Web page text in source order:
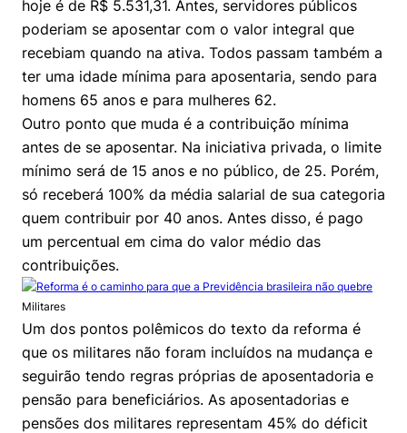
hoje é de R$ 5.531,31. Antes, servidores públicos
poderiam se aposentar com o valor integral que
recebiam quando na ativa. Todos passam também a
ter uma idade mínima para aposentaria, sendo para
homens 65 anos e para mulheres 62.
Outro ponto que muda é a contribuição mínima
antes de se aposentar. Na iniciativa privada, o limite
mínimo será de 15 anos e no público, de 25. Porém,
só receberá 100% da média salarial de sua categoria
quem contribuir por 40 anos. Antes disso, é pago
um percentual em cima do valor médio das
contribuições.
Militares
Um dos pontos polêmicos do texto da reforma é
que os militares não foram incluídos na mudança e
seguirão tendo regras próprias de aposentadoria e
pensão para beneficiários. As aposentadorias e
pensões dos militares representam 45% do déficit
Cookies estritamente necessários
Cookies de preferências de usuário